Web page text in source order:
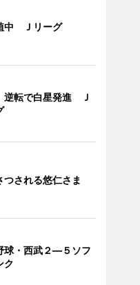
中 Ｊリーグ
逆転で白星発進 Ｊ
つされる悠仁さま
球・西武２―５ソフ
ク